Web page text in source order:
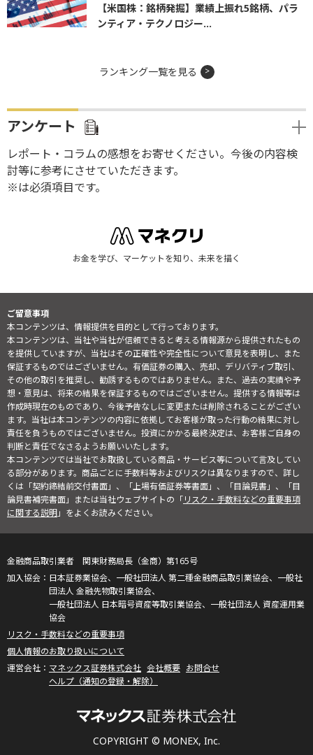
【米国株：銘柄発掘】業績上振れ5銘柄、パラ
ンティア・テクノロジー...
ランキング一覧を見る
アンケート
レポート・コラムの感想をお寄せください。今後の内容検
討等に参考にさせていただきます。
※は必須項目です。
お金を学び、マーケットを知り、未来を描く
ご留意事項
本コンテンツは、情報提供を目的として行っております。
本コンテンツは、当社や当社が信頼できると考える情報源から提供されたもの
を提供していますが、当社はその正確性や完全性について意見を表明し、また
保証するものではございません。有価証券の購入、売却、デリバティブ取引、
その他の取引を推奨し、勧誘するものではありません。また、過去の実績や予
想・意見は、将来の結果を保証するものではございません。提供する情報等は
作成時現在のものであり、今後予告なしに変更または削除されることがござい
ます。当社は本コンテンツの内容に依拠してお客様が取った行動の結果に対し
責任を負うものではございません。投資にかかる最終決定は、お客様ご自身の
判断と責任でなさるようお願いいたします。
本コンテンツでは当社でお取扱している商品・サービス等について言及してい
る部分があります。商品ごとに手数料等およびリスクは異なりますので、詳し
くは「契約締結前交付書面」、「上場有価証券等書面」、「目論見書」、「目
論見書補完書面」または当社ウェブサイトの「リスク・手数料などの重要事項
に関する説明」をよくお読みください。
COPYRIGHT © MONEX, Inc.
金融商品取引業者 関東財務局長（金商）第165号
日本証券業協会、一般社団法人 第二種金融商品取引業協会、一般社
団法人 金融先物取引業協会、
一般社団法人 日本暗号資産等取引業協会、一般社団法人 資産運用業
協会
リスク・手数料などの重要事項
個人情報のお取り扱いについて
マネックス証券株式会社 会社概要 お問合せ
ヘルプ（通知の登録・解除）